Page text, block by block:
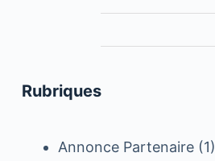
Rubriques
Annonce Partenaire(1)